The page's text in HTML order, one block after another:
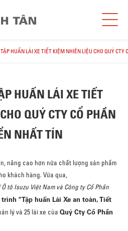
HUẤN LÁI XE TIẾT KIỆM NHIÊN LIỆU CHO QUÝ
HUẤN LÁI XE TIẾT
QUÝ CTY CỔ PHẦN
NHẤT TÍN
nâng cao hơn nữa chất lượng sản phẩm
khách hàng. Vừa qua,
Ô tô Isuzu Việt Nam và Công ty Cổ Phần
“Tập huấn Lái Xe an toàn, Tiết
lý và 25 lái xe của Quý Cty Cổ Phần